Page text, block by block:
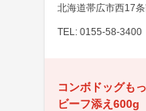
北海道帯広市西17
TEL: 0155-58-3400
コンボドッグも
ビーフ添え600g